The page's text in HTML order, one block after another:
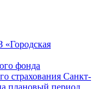
фонда
страхования Санкт-
плановый период